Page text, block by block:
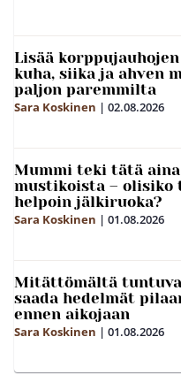
Lisää
kuha, siika ja ahven
paljon paremmilta
Sara Koskinen | 02.08.2026
Mummi teki tätä
mustikoista – olisiko
helpoin jälkiruoka?
Sara Koskinen | 01.08.2026
Mitättömältä
saada hedelmät
ennen aikojaan
Sara Koskinen | 01.08.2026